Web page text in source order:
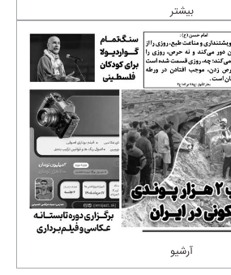
بیشتر
آرشیو